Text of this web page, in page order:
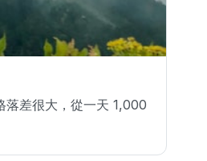
落差很大，從一天 1,000